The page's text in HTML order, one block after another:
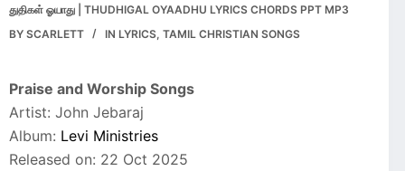
துதிகள் ஓயாது | THUDHIGAL OYAADHU LYRICS CHORDS PPT MP3
BY SCARLETT IN LYRICS,TAMIL CHRISTIAN SONGS
Praise and Worship Songs
Artist: John Jebaraj
Album: Levi Ministries
Released on: 22 Oct 2025